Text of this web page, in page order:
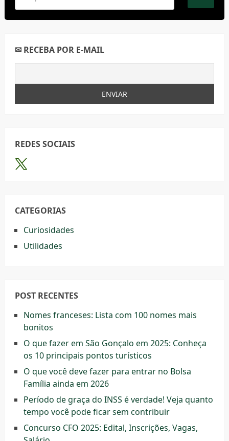
✉ RECEBA POR E-MAIL
REDES SOCIAIS
CATEGORIAS
Curiosidades
Utilidades
POST RECENTES
Nomes franceses: Lista com 100 nomes mais
bonitos
O que fazer em São Gonçalo em 2025: Conheça
os 10 principais pontos turísticos
O que você deve fazer para entrar no Bolsa
Família ainda em 2026
Período de graça do INSS é verdade! Veja quanto
tempo você pode ficar sem contribuir
Concurso CFO 2025: Edital, Inscrições, Vagas,